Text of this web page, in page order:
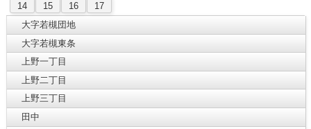
14
15 16
17
大字若槻団地
大字若槻東条
上野一丁目
上野二丁目
上野三丁目
田中